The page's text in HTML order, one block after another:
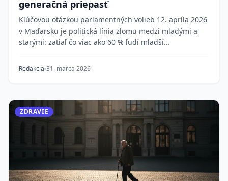
generačná priepasť
Kľúčovou otázkou parlamentných volieb 12. apríla 2026
v Maďarsku je politická línia zlomu medzi mladými a
starými: zatiaľ čo viac ako 60 % ľudí mladší...
Redakcia 31. marca 2026
ZDRAVIE